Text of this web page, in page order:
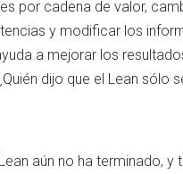
por cadena de valor,
y modificar los
a mejorar los
dijo que el Lean sólo
aún no ha terminado, y